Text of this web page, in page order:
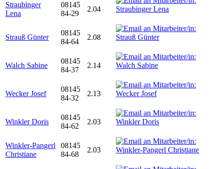
Straubinger
Lena
08145
84-29
2.04
Strauß Günter
08145
84-64
2.08
Walch Sabine
08145
84-37
2.14
Wecker Josef
08145
84-32
2.13
Winkler Doris
08145
84-62
2.03
Winkler-Pangerl
Christiane
08145
84-68
2.03